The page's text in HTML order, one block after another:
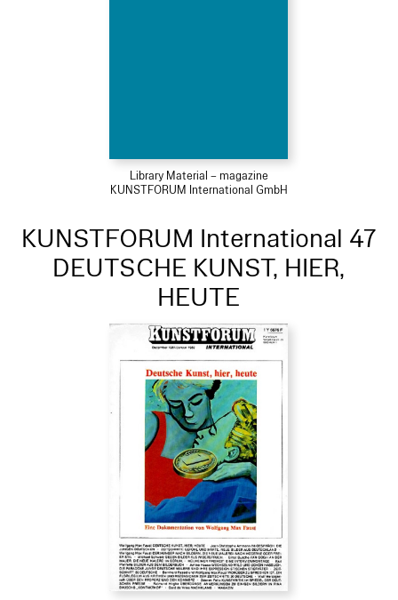
Library Material – magazine
KUNSTFORUM International GmbH
KUNSTFORUM International 47
DEUTSCHE KUNST, HIER,
HEUTE